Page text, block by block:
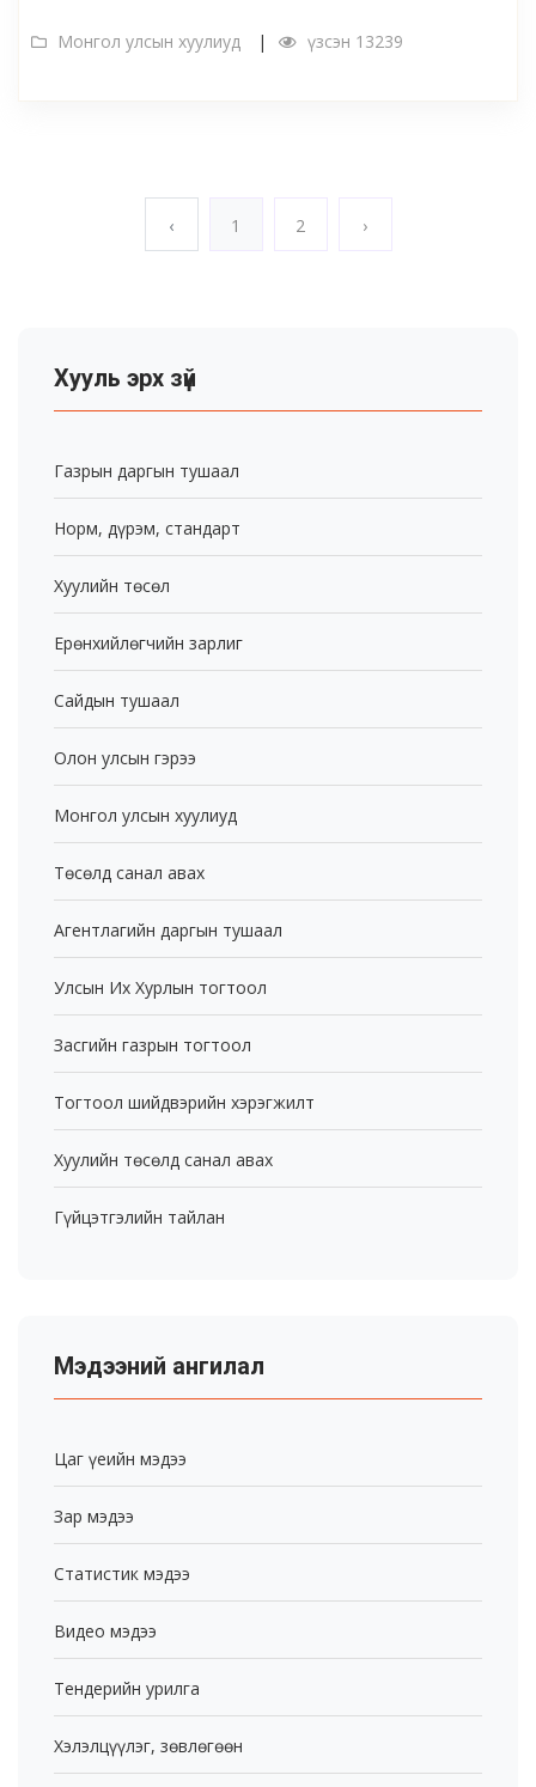
Монгол улсын хуулиуд үзсэн 13239
‹ 1 2 ›
Хууль эрх зүй
Газрын даргын тушаал
Норм, дүрэм, стандарт
Хуулийн төсөл
Ерөнхийлөгчийн зарлиг
Сайдын тушаал
Олон улсын гэрээ
Монгол улсын хуулиуд
Төсөлд санал авах
Агентлагийн даргын тушаал
Улсын Их Хурлын тогтоол
Засгийн газрын тогтоол
Тогтоол шийдвэрийн хэрэгжилт
Хуулийн төсөлд санал авах
Гүйцэтгэлийн тайлан
Мэдээний ангилал
Цаг үеийн мэдээ
Зар мэдээ
Статистик мэдээ
Видео мэдээ
Тендерийн урилга
Хэлэлцүүлэг, зөвлөгөөн